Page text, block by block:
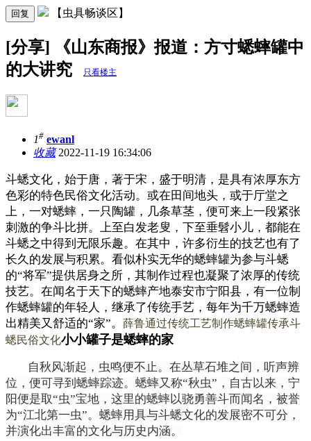
回复 【虫具畅谈区】
[分享] 《山东商报》报道：方寸蟋蟀罐中
的大讲究
只看楼主
1# ewanl
收藏2022-11-19 16:34:06
斗蟋文化，始于唐，著于宋，盛于明清，是具有浓厚东方
色彩的特色民俗文化活动。或在田间地头，或于厅堂之
上，一对蟋蟀，一只陶罐，几条草茎，便可来上一段紧张
刺激的争斗比拼。上至白发老叟，下至垂髫小儿，都能在
斗蟋之中得到无限乐趣。在其中，许多衍生的技艺也有了
长久的发展与积累。看似朴实无华的蟋蟀罐为参与斗蟋
的“将军”提供居身之所，其制作过程也凝聚了浓厚的传统
技艺。在闻名于天下的蟋蟀产地泰安市宁阳县，有一位制
作蟋蟀罐的年轻人，继承了传统手艺，每年为千万蟋蟀造
出精美又舒适的“家”。 薛鲁通过传统工艺制作蟋蟀罐传承斗
蟋民俗文化小小罐子是蟋蟀的家
自秋风渐起，虫鸣便不止。在丛草石堆之间，听声辨
位，便可寻到蟋蟀踪迹。蟋蟀又称“秋虫”，自古以来，宁
阳便是取“虫”宝地，这里的蟋蟀以骁勇善斗而闻名，被誉
为“江北第一虫”。蟋蟀用具与斗蟋文化的发展密不可分，
并演化出丰富的文化与历史内涵。